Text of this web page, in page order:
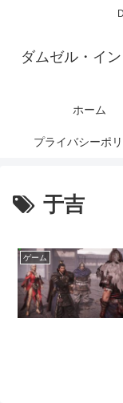
ダムゼル・イ
ホーム
プライバシーポ
于吉
ゲーム